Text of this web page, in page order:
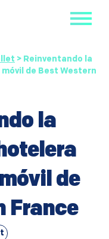
> Reinventando la
de Best Western
la
de
France